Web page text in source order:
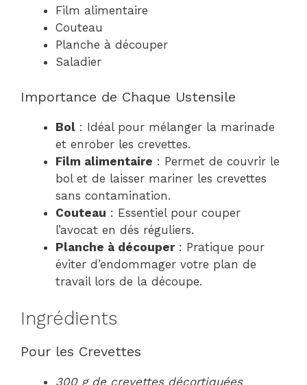
Film alimentaire
Couteau
Planche à découper
Saladier
Importance de Chaque Ustensile
Bol : Idéal pour mélanger la marinade
et enrober les crevettes.
Film alimentaire : Permet de couvrir le
bol et de laisser mariner les crevettes
sans contamination.
Couteau : Essentiel pour couper
l’avocat en dés réguliers.
Planche à découper: Pratique pour
éviter d’endommager votre plan de
travail lors de la découpe.
Ingrédients
Pour les Crevettes
300 g de crevettes décortiquées